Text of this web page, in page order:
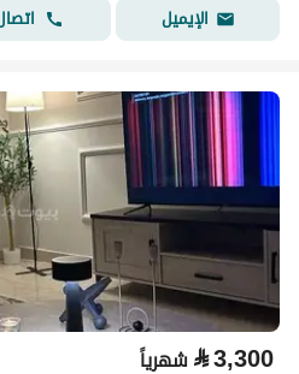
الإيميل
⃁3,300 شهرياً